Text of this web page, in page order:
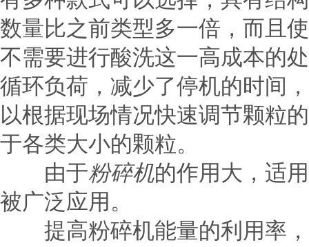
数量比之前类型多一倍，而且
不需要进行酸洗这一高成本的
循环负荷，减少了停机的时间
以根据现场情况快速调节颗粒
于各类大小的颗粒。
由于粉碎机的作用大，适
被广泛应用。
提高粉碎机能量的利用率，